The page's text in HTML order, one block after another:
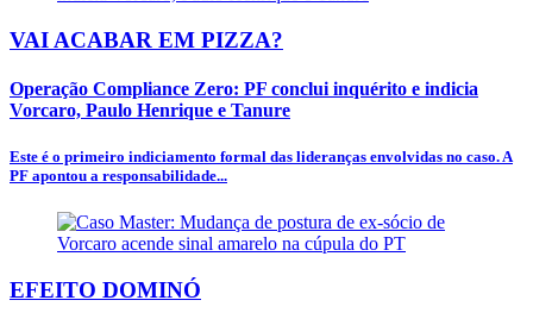
VAI ACABAR EM PIZZA?
Operação Compliance Zero: PF conclui inquérito e indicia
Vorcaro, Paulo Henrique e Tanure
Este é o primeiro indiciamento formal das lideranças envolvidas no caso. A
PF apontou a responsabilidade...
EFEITO DOMINÓ